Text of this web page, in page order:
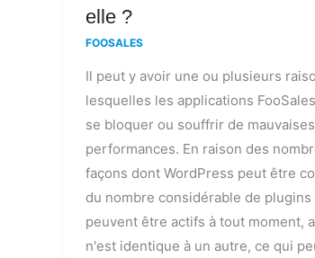
elle ?
FOOSALES
Il peut y avoir une ou plusieurs
lesquelles les applications
se bloquer ou souffrir de mauvaises
performances. En raison des
façons dont WordPress peut être
du nombre considérable de
peuvent être actifs à tout moment,
n'est identique à un autre, ce qui
l'application
t-
elle
?